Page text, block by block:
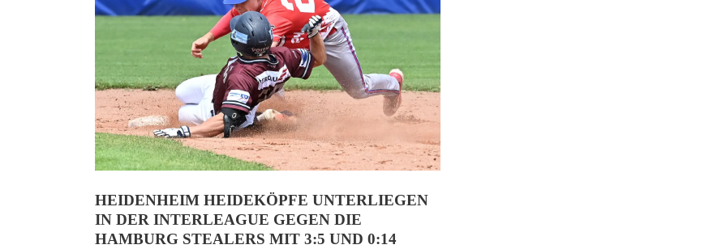
HEIDENHEIM HEIDEKÖPFE UNTERLIEGEN
IN DER INTERLEAGUE GEGEN DIE
HAMBURG STEALERS MIT 3:5 UND 0:14